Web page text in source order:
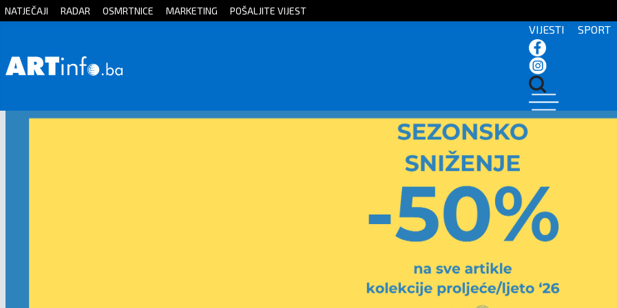
Početna
NATJEČAJI RADAR OSMRTNICE MARKETING POŠALJITE VIJEST
VIJESTI SPORT